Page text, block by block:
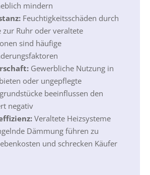
mindern
Feuchtigkeitsschäden durch
zur Ruhr oder veraltete
sind häufige
Gewerbliche Nutzung in
oder ungepflegte
beeinflussen den
negativ
Veraltete Heizsysteme
Dämmung führen zu
und schrecken Käufer